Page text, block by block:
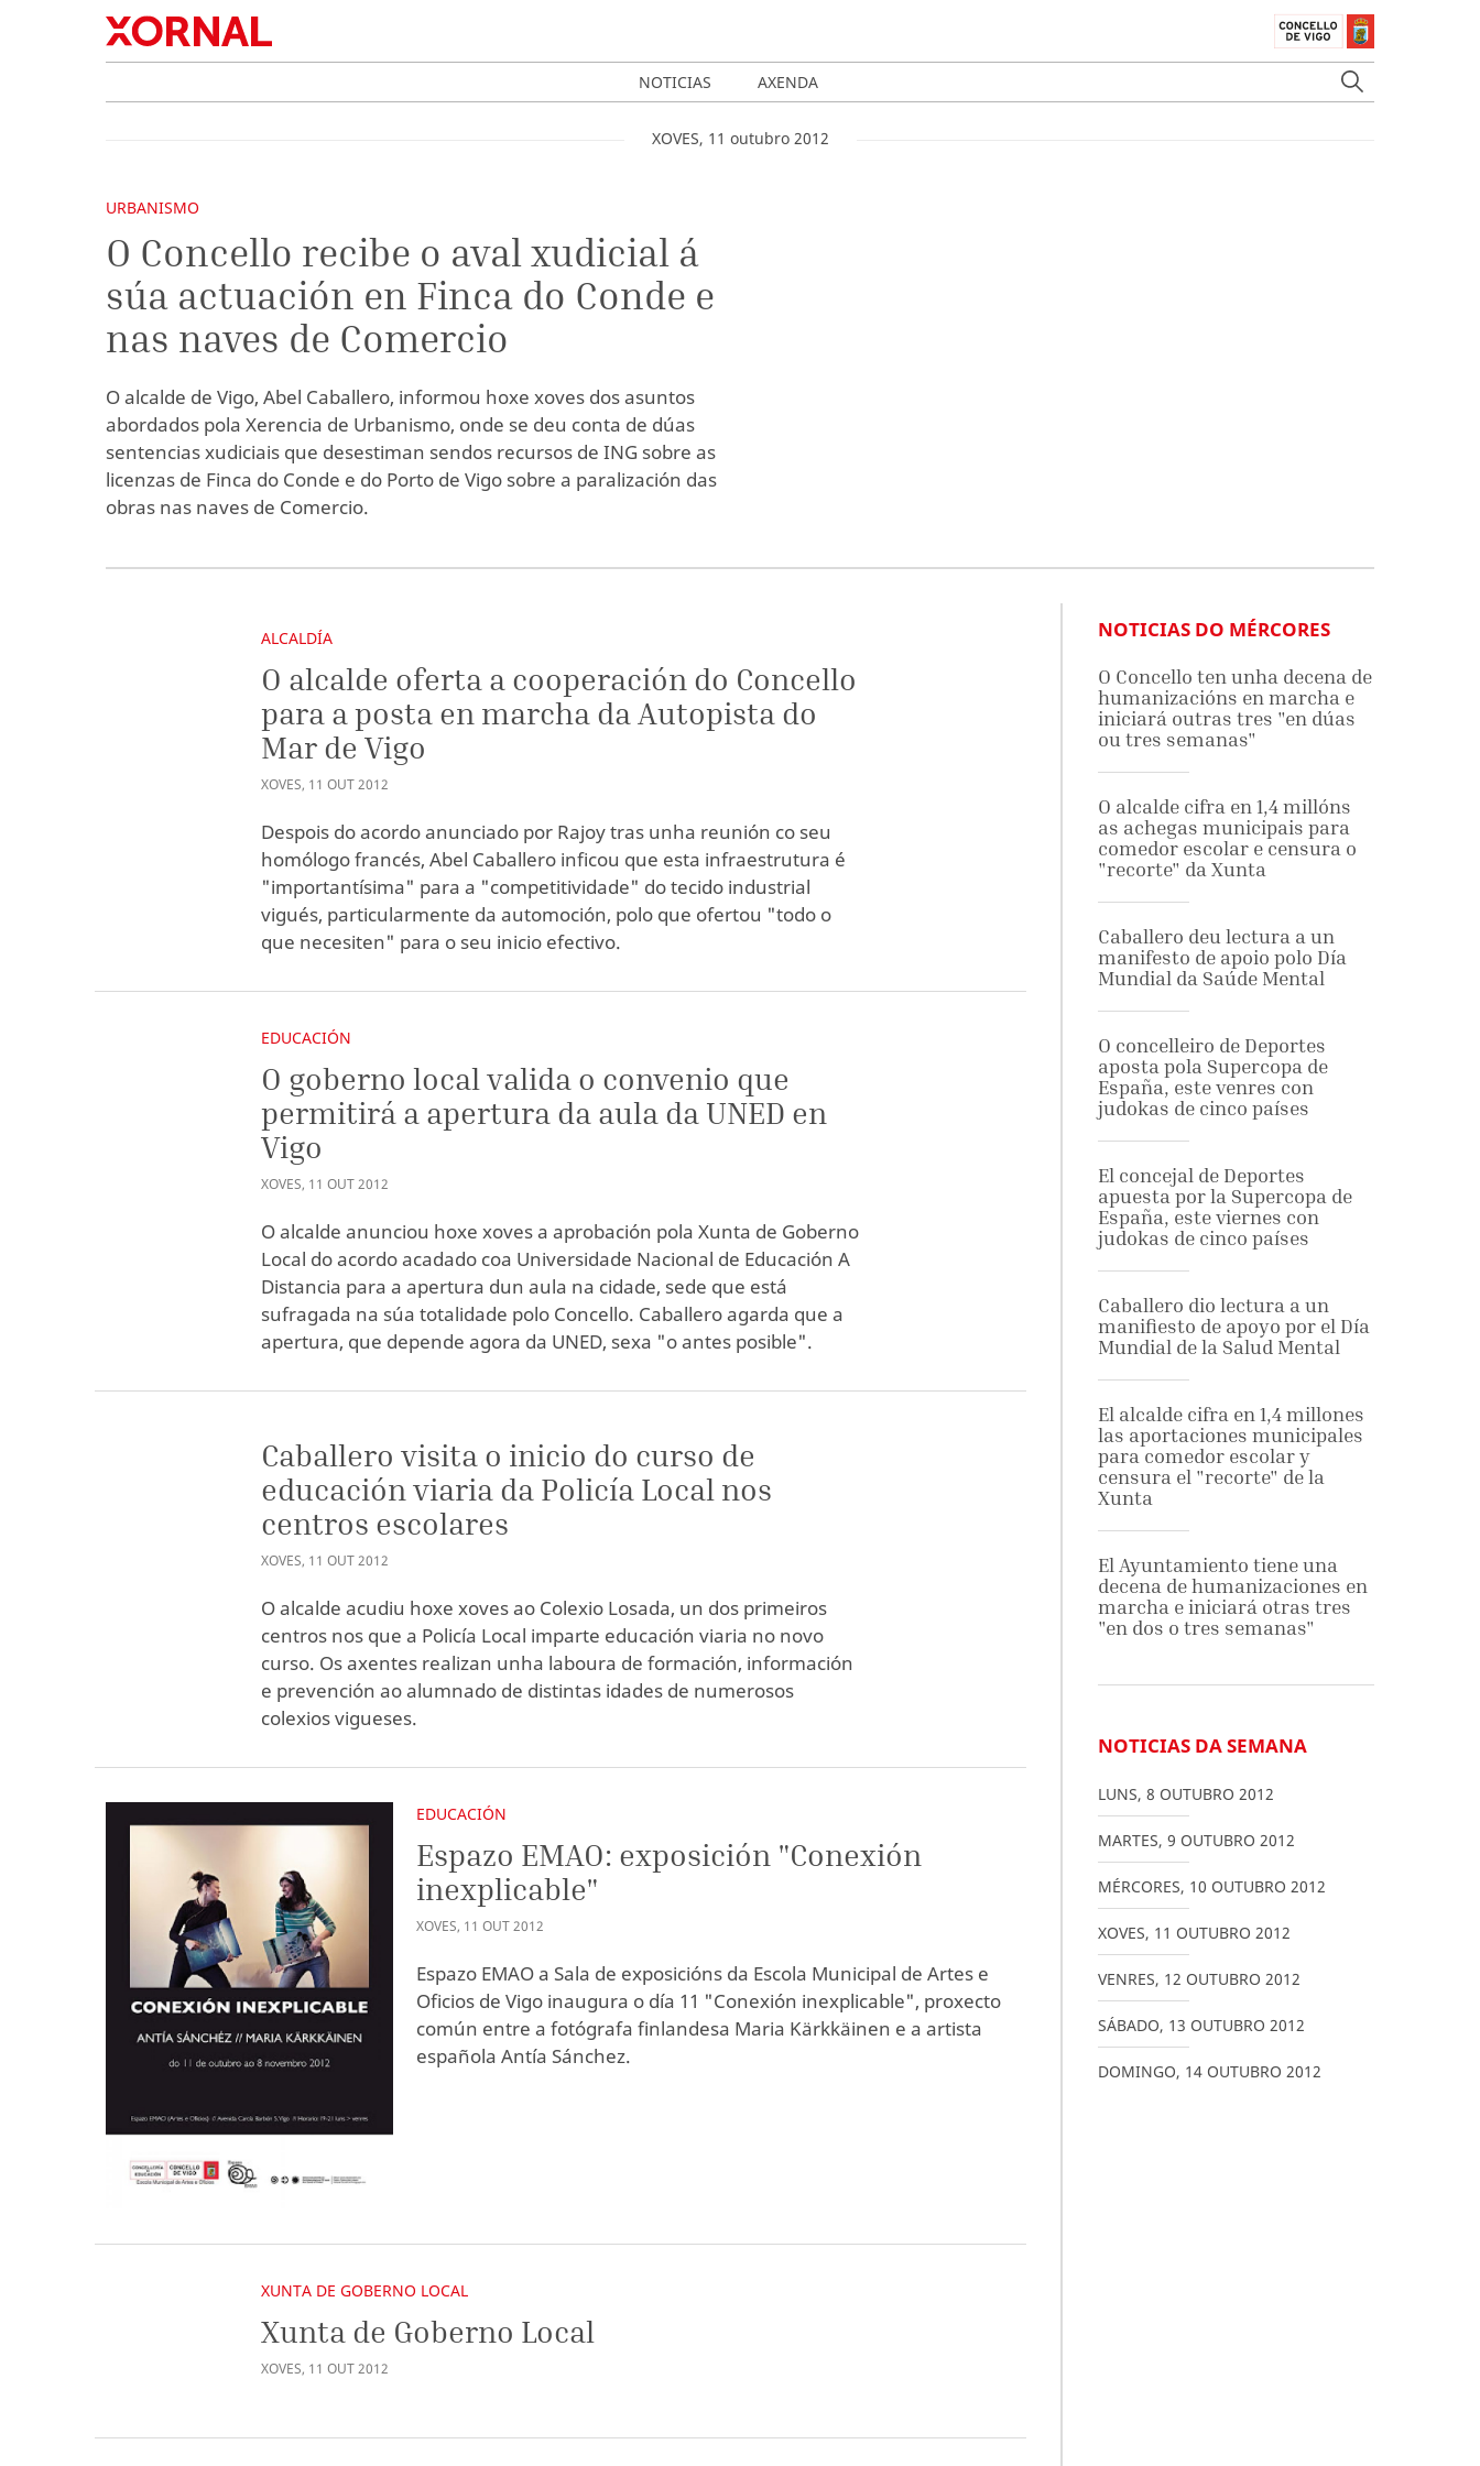
NOTICIAS AXENDA
XOVES, 11 outubro 2012
URBANISMO
O Concello recibe o aval xudicial á
súa actuación en Finca do Conde e
nas naves de Comercio
O alcalde de Vigo, Abel Caballero, informou hoxe xoves dos asuntos
abordados pola Xerencia de Urbanismo, onde se deu conta de dúas
sentencias xudiciais que desestiman sendos recursos de ING sobre as
licenzas de Finca do Conde e do Porto de Vigo sobre a paralización das
obras nas naves de Comercio.
ALCALDÍA
O alcalde oferta a cooperación do Concello
para a posta en marcha da Autopista do
Mar de Vigo
XOVES, 11 OUT2012
Despois do acordo anunciado por Rajoy tras unha reunión co seu
homólogo francés, Abel Caballero inficou que esta infraestrutura é
"importantísima" para a "competitividade" do tecido industrial
vigués, particularmente da automoción, polo que ofertou "todo o
que necesiten" para o seu inicio efectivo.
EDUCACIÓN
O goberno local valida o convenio que
permitirá a apertura da aula da UNED en
Vigo
XOVES, 11 OUT2012
O alcalde anunciou hoxe xoves a aprobación pola Xunta de Goberno
Local do acordo acadado coa Universidade Nacional de Educación A
Distancia para a apertura dun aula na cidade, sede que está
sufragada na súa totalidade polo Concello. Caballero agarda que a
apertura, que depende agora da UNED, sexa "o antes posible".
Caballero visita o inicio do curso de
educación viaria da Policía Local nos
centros escolares
XOVES, 11 OUT2012
O alcalde acudiu hoxe xoves ao Colexio Losada, un dos primeiros
centros nos que a Policía Local imparte educación viaria no novo
curso. Os axentes realizan unha laboura de formación, información
e prevención ao alumnado de distintas idades de numerosos
colexios vigueses.
EDUCACIÓN
Espazo EMAO: exposición "Conexión
inexplicable"
XOVES, 11 OUT2012
Espazo EMAO a Sala de exposicións da Escola Municipal de Artes e
Oficios de Vigo inaugura o día 11 "Conexión inexplicable", proxecto
común entre a fotógrafa finlandesa Maria Kärkkäinen e a artista
española Antía Sánchez.
XUNTA DE GOBERNO LOCAL
Xunta de Goberno Local
XOVES, 11 OUT2012
NOTICIAS DO MÉRCORES
O Concello ten unha decena de
humanizacións en marcha e
iniciará outras tres "en dúas
ou tres semanas"
O alcalde cifra en 1,4 millóns
as achegas municipais para
comedor escolar e censura o
"recorte" da Xunta
Caballero deu lectura a un
manifesto de apoio polo Día
Mundial da Saúde Mental
O concelleiro de Deportes
aposta pola Supercopa de
España, este venres con
judokas de cinco países
El concejal de Deportes
apuesta por la Supercopa de
España, este viernes con
judokas de cinco países
Caballero dio lectura a un
manifiesto de apoyo por el Día
Mundial de la Salud Mental
El alcalde cifra en 1,4 millones
las aportaciones municipales
para comedor escolar y
censura el "recorte" de la
Xunta
El Ayuntamiento tiene una
decena de humanizaciones en
marcha e iniciará otras tres
"en dos o tres semanas"
NOTICIAS DA SEMANA
LUNS, 8 OUTUBRO 2012
MARTES, 9 OUTUBRO 2012
MÉRCORES, 10 OUTUBRO 2012
XOVES, 11 OUTUBRO 2012
VENRES, 12 OUTUBRO 2012
SÁBADO, 13 OUTUBRO 2012
DOMINGO, 14 OUTUBRO 2012